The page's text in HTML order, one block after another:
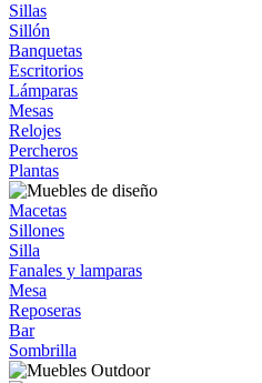
Sillas
Sillón
Banquetas
Escritorios
Lámparas
Mesas
Relojes
Percheros
Plantas
Macetas
Sillones
Silla
Fanales y lamparas
Mesa
Reposeras
Bar
Sombrilla